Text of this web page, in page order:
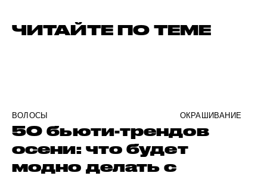
ЧИТАЙТЕ ПО ТЕМЕ
ВОЛОСЫ ОКРАШИВАНИЕ
50 бьюти-трендов
осени: что будет
модно делать с